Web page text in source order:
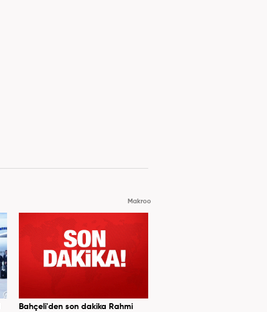
Makroo
Bahçeli'den son dakika Rahmi